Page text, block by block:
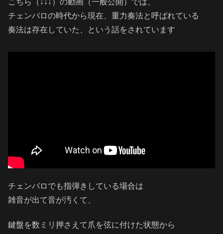
チェンバロの時代から現在、重力奏法と呼ばれている
奏法は存在していた、という話をされています
チェンバロでも指弾きしている場合は
雑音が出て音が汚くて、
鍵盤を数ミリ押さえて爪を弦に付けた状態から